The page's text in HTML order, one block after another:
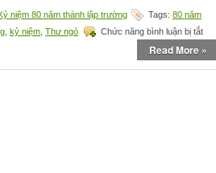
Từ-
Lam
sơn-
THPT
niệm 80 năm thành lập trường Tags: 80 năm
kỷ niệm Thư ngỏ Chức năng bình luận bị tắtở
ngỏ
Read More »